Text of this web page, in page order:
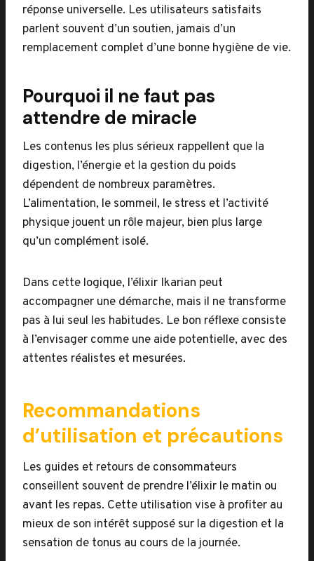
réponse universelle. Les utilisateurs satisfaits
parlent souvent d’un soutien, jamais d’un
remplacement complet d’une bonne hygiène de vie.
Pourquoi il ne faut pas
attendre de miracle
Les contenus les plus sérieux rappellent que la
digestion, l’énergie et la gestion du poids
dépendent de nombreux paramètres.
L’alimentation, le sommeil, le stress et l’activité
physique jouent un rôle majeur, bien plus large
qu’un complément isolé.
Dans cette logique, l’élixir Ikarian peut
accompagner une démarche, mais il ne transforme
pas à lui seul les habitudes. Le bon réflexe consiste
à l’envisager comme une aide potentielle, avec des
attentes réalistes et mesurées.
Recommandations
d’utilisation et précautions
Les guides et retours de consommateurs
conseillent souvent de prendre l’élixir le matin ou
avant les repas. Cette utilisation vise à profiter au
mieux de son intérêt supposé sur la digestion et la
sensation de tonus au cours de la journée.